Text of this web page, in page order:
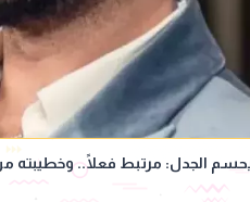
الجدل: مرتبط فعلًا.. وخطيبته